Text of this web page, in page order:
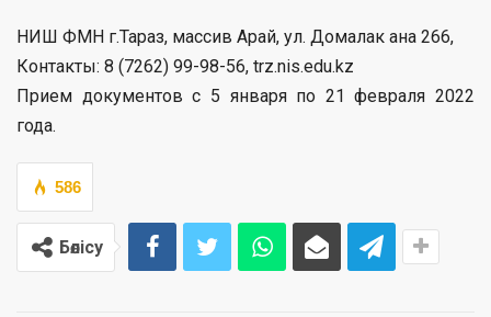
НИШ ФМН г.Тараз, массив Арай, ул. Домалак ана 266,
Контакты: 8 (7262) 99-98-56, trz.nis.edu.kz
Прием документов с 5 января по 21 февраля 2022
года.
586
Бөлісу